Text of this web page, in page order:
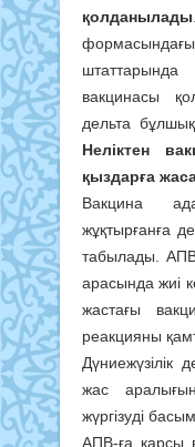
қолданылады
вакцинасы
дельта
Неліктен
қыздарға
Вакцина
жұқтырғанға
табылады.
арасында жиі
жастағы
реакцияны
Дүниежүзілік
жас
жүргізуді
АПВ-ға қарсы